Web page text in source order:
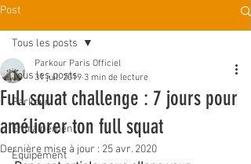
Post
Tous les posts
Parkour
Entrainement
Équipement
Tous les posts
Full squat challenge : 7 jours pour
améliorer ton full squat
Parkour Paris Officiel
31 juil. 2019 3 min de lecture
Dernière mise à jour : 25 avr. 2020